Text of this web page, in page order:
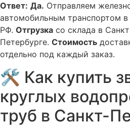
Ответ: Да. Отправляем
автомобильным транспортом
РФ. Отгрузка со склада в
Петербурге. Стоимость
отдельно под каждый заказ.
🛠️ Как купить
круглых
труб в Санкт-